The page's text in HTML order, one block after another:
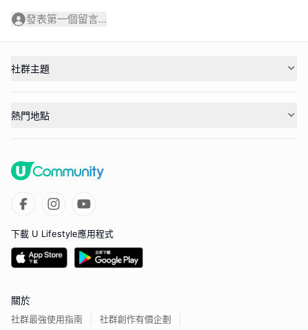
發表第一個留言...
社群主題
熱門地點
下載 U Lifestyle應用程式
關於
社群最強使用指南 社群創作有價企劃